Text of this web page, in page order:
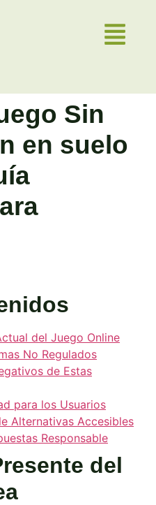
Sin
en suelo
del Juego Online
No Regulados
de Estas
para los Usuarios
Alternativas Accesibles
Responsable
del